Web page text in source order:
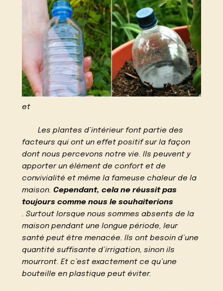
et
Les plantes d’intérieur font partie des
facteurs qui ont un effet positif sur la façon
dont nous percevons notre vie. Ils peuvent y
apporter un élément de confort et de
convivialité et même la fameuse chaleur de la
maison.Cependant, cela ne réussit pas
toujours comme nous le souhaiterions
. Surtout lorsque nous sommes absents de la
maison pendant une longue période, leur
santé peut être menacée. Ils ont besoin d’une
quantité suffisante d’irrigation, sinon ils
mourront. Et c’est exactement ce qu’une
bouteille en plastique peut éviter.